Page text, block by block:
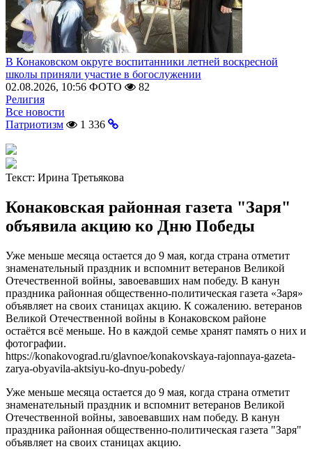
В Конаковском округе воспитанники летней воскресной
школы приняли участие в богослужении
02.08.2026, 10:56 ФОТО
82
Религия
Все новости
Патриотизм
1 336
Текст: Ирина Третьякова
Конаковская районная газета "Заря"
объявила акцию ко Дню Победы
Уже меньше месяца остается до 9 мая, когда страна отметит
знаменательный праздник и вспомнит ветеранов Великой
Отечественной войны, завоевавших нам победу. В канун
праздника районная общественно-политическая газета «Заря»
объявляет на своих станицах акцию. К сожалению. ветеранов
Великой Отечественной войны в Конаковском районе
остаётся всё меньше. Но в каждой семье хранят память о них и
фотографии.
https://konakovograd.ru/glavnoe/konakovskaya-rajonnaya-gazeta-
zarya-obyavila-aktsiyu-ko-dnyu-pobedy/
Уже меньше месяца остается до 9 мая, когда страна отметит
знаменательный праздник и вспомнит ветеранов Великой
Отечественной войны, завоевавших нам победу. В канун
праздника районная общественно-политическая газета "Заря"
объявляет на своих станицах акцию.